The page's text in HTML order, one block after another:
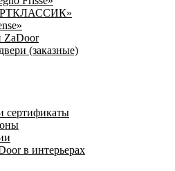
ZaDoor
(заказные)
сертификаты
в интерьерах